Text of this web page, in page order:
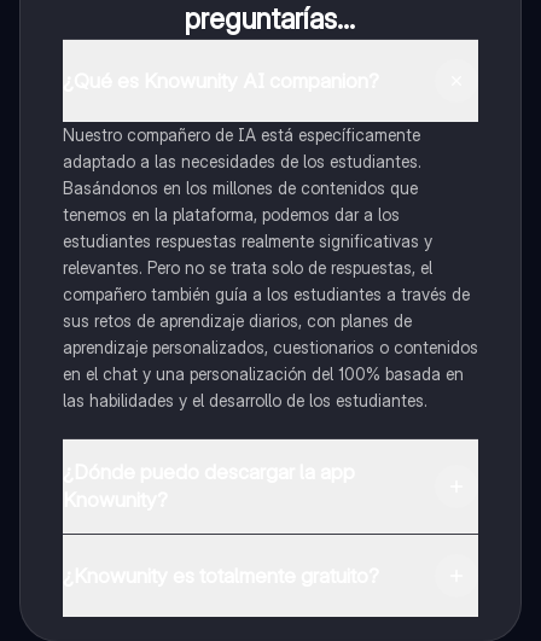
preguntarías...
Nuestro compañero de IA está específicamente
adaptado a las necesidades de los estudiantes.
Basándonos en los millones de contenidos que
tenemos en la plataforma, podemos dar a los
estudiantes respuestas realmente significativas y
relevantes. Pero no se trata solo de respuestas, el
compañero también guía a los estudiantes a través de
sus retos de aprendizaje diarios, con planes de
aprendizaje personalizados, cuestionarios o contenidos
en el chat y una personalización del 100% basada en
las habilidades y el desarrollo de los estudiantes.